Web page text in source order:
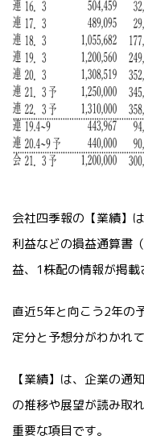
会社四季報の【業績】
利益などの損益通算書
益、1株配の情報が掲載
直近5年と向こう2年の
定分と予想分がわかれ
【業績】は、企業の通
の推移や展望が読み取
重要な項目です。